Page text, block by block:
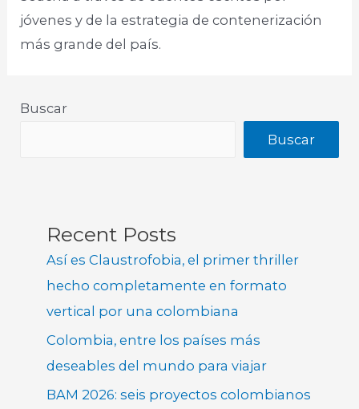
jóvenes y de la estrategia de contenerización
más grande del país.
Buscar
Buscar
Recent Posts
Así es Claustrofobia, el primer thriller
hecho completamente en formato
vertical por una colombiana
Colombia, entre los países más
deseables del mundo para viajar
BAM 2026: seis proyectos colombianos